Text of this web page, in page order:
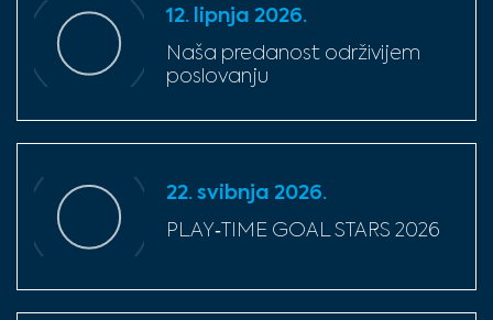
12. lipnja 2026.
Naša predanost održivijem
poslovanju
22. svibnja 2026.
PLAY‑TIME GOAL STARS 2026